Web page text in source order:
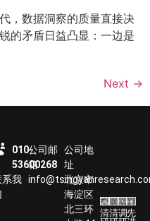
，数据洞察的质量直接决
的矛盾日益凸显：一边是
Next →
010-
53600268
系我
公司邮
箱
公司地
址
北京市
海淀区
北三环 清清调先